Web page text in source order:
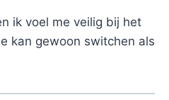
ik voel me veilig bij het
kan gewoon switchen als